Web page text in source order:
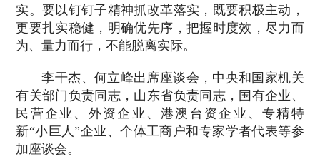
实。要以钉钉子精神抓改革落实，既要积极主动，
更要扎实稳健，明确优先序，把握时度效，尽力而
为、量力而行，不能脱离实际。
李干杰、何立峰出席座谈会，中央和国家机关
有关部门负责同志，山东省负责同志，国有企业、
民营企业、外资企业、港澳台资企业、专精特
新“小巨人”企业、个体工商户和专家学者代表等参
加座谈会。